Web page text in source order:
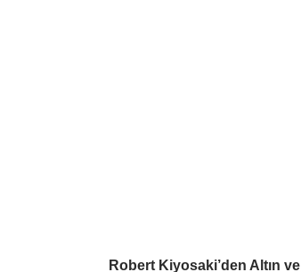
Robert Kiyosaki’den Altın ve